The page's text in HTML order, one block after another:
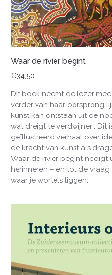
Waar de rivier begint
€34,50
Dit boek neemt de lezer
verder van haar oorsprong
kunst kan ontstaan uit de
wat dreigt te verdwijnen. Dit
geïllustreerd verhaal over
de kracht van kunst als
Waar de rivier begint nodigt
herinneren – en tot de
waar je wortels liggen.